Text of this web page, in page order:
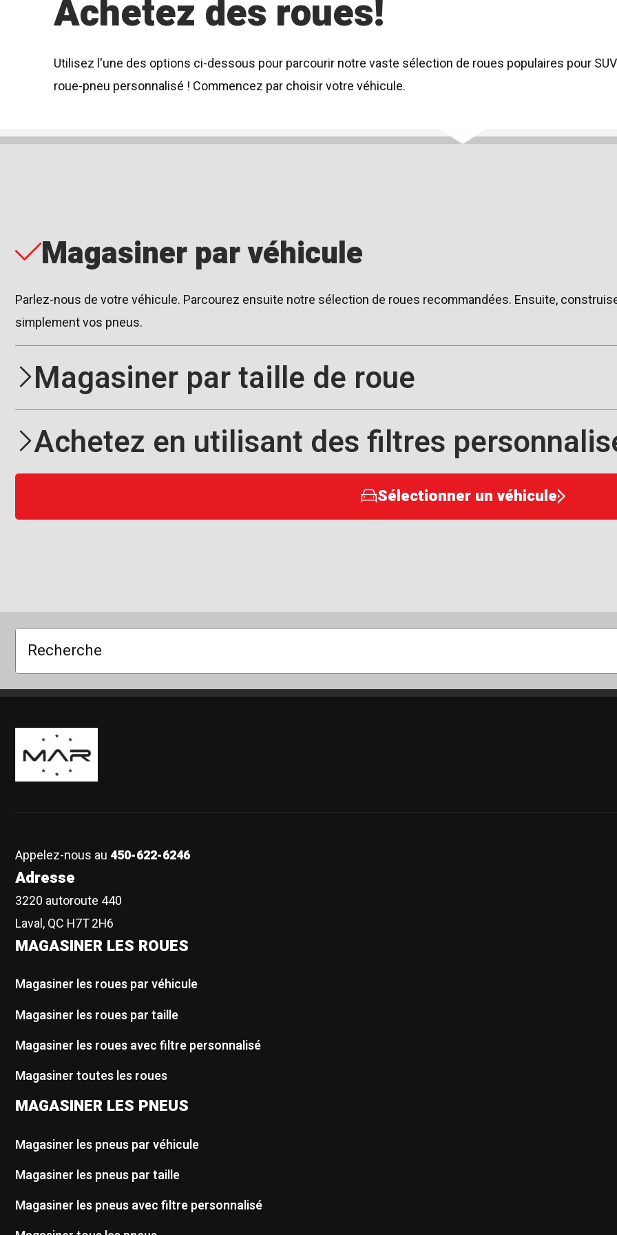
Achetez des roues!
Utilisez l'une des options ci-dessous pour parcourir notre vaste sélection de roues populaires pour
roue-pneu personnalisé ! Commencez par choisir votre véhicule.
Magasiner par véhicule
Parlez-nous de votre véhicule. Parcourez ensuite notre sélection de roues recommandées. Ensuite,
simplement vos pneus.
Magasiner par taille de roue
Achetez en utilisant des filtres
Sélectionner un véhicule
Recherche
Boutique Mags à Rabais
Appelez-nous au 450-622-6246
Adresse
3220 autoroute 440
Laval, QC H7T 2H6
MAGASINER LES ROUES
Magasiner les roues par véhicule
Magasiner les roues par taille
Magasiner les roues avec filtre personnalisé
Magasiner toutes les roues
MAGASINER LES PNEUS
Magasiner les pneus par véhicule
Magasiner les pneus par taille
Magasiner les pneus avec filtre personnalisé